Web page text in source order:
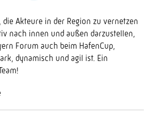
die Akteure in der Region zu vernetzen
nach innen und außen darzustellen,
Forum auch beim HafenCup,
dynamisch und agil ist. Ein